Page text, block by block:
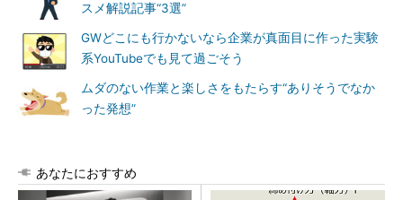
スメ解説記事“3選”
GWどこにも行かないなら企業が真面目に作った実験
系YouTubeでも見て過ごそう
ムダのない作業と楽しさをもたらす“ありそうでなか
った発想”
あなたにおすすめ